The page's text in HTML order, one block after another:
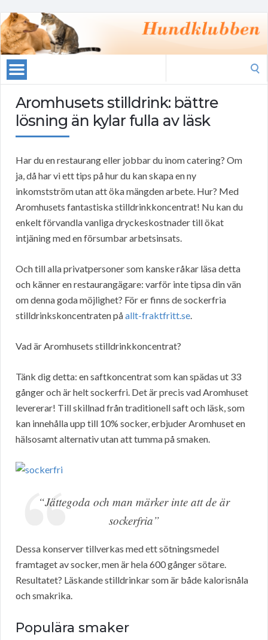
Aromhusets stilldrink: bättre
lösning än kylar fulla av läsk
Har du en restaurang eller jobbar du inom catering? Om
ja, då har vi ett tips på hur du kan skapa en ny
inkomstström utan att öka mängden arbete. Hur? Med
Aromhusets fantastiska stilldrinkkoncentrat! Nu kan du
enkelt förvandla vanliga dryckeskostnader till ökat
intjäning med en försumbar arbetsinsats.
Och till alla privatpersoner som kanske råkar läsa detta
och känner en restaurangägare: varför inte tipsa din vän
om denna goda möjlighet? För er finns de sockerfria
stilldrinkskoncentraten påallt-fraktfritt.se.
Vad är Aromhusets stilldrinkkoncentrat?
Tänk dig detta: en saftkoncentrat som kan spädas ut 33
gånger och är helt sockerfri. Det är precis vad Aromhuset
levererar! Till skillnad från traditionell saft och läsk, som
kan innehålla upp till 10% socker, erbjuder Aromhuset en
hälsosamt alternativ utan att tumma på smaken.
“Jättegoda och man märker inte att de är
sockerfria”
Dessa konserver tillverkas med ett sötningsmedel
framtaget av socker, men är hela 600 gånger sötare.
Resultatet? Läskande stilldrinkar som är både kalorisnåla
och smakrika.
Populära smaker